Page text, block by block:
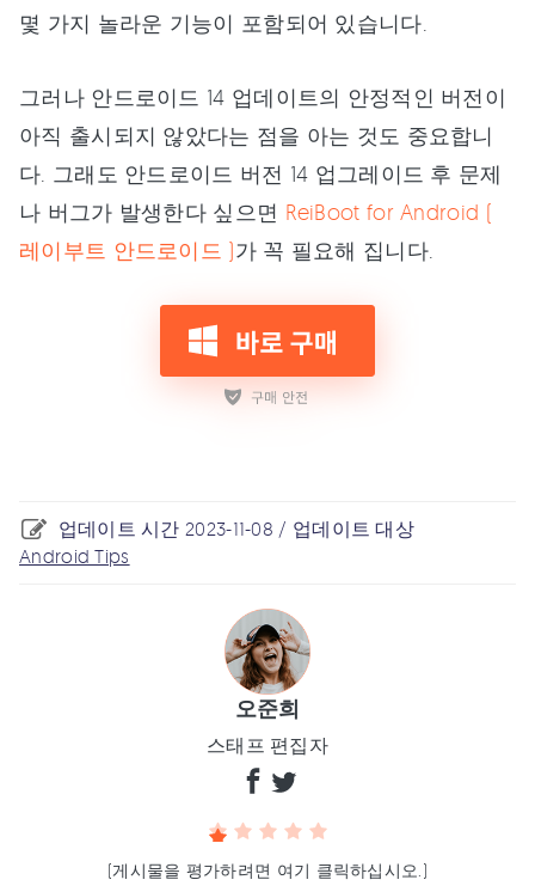
몇 가지 놀라운 기능이 포함되어 있습니다.
그러나 안드로이드 14 업데이트의 안정적인 버전이
아직 출시되지 않았다는 점을 아는 것도 중요합니
다. 그래도 안드로이드 버전 14 업그레이드 후 문제
나 버그가 발생한다 싶으면 ReiBoot for Android (
레이부트 안드로이드 )가 꼭 필요해 집니다.
업데이트 시간 2023-11-08 / 업데이트 대상
Android Tips
오준희
스태프 편집자
(게시물을 평가하려면 여기 클릭하십시오.)